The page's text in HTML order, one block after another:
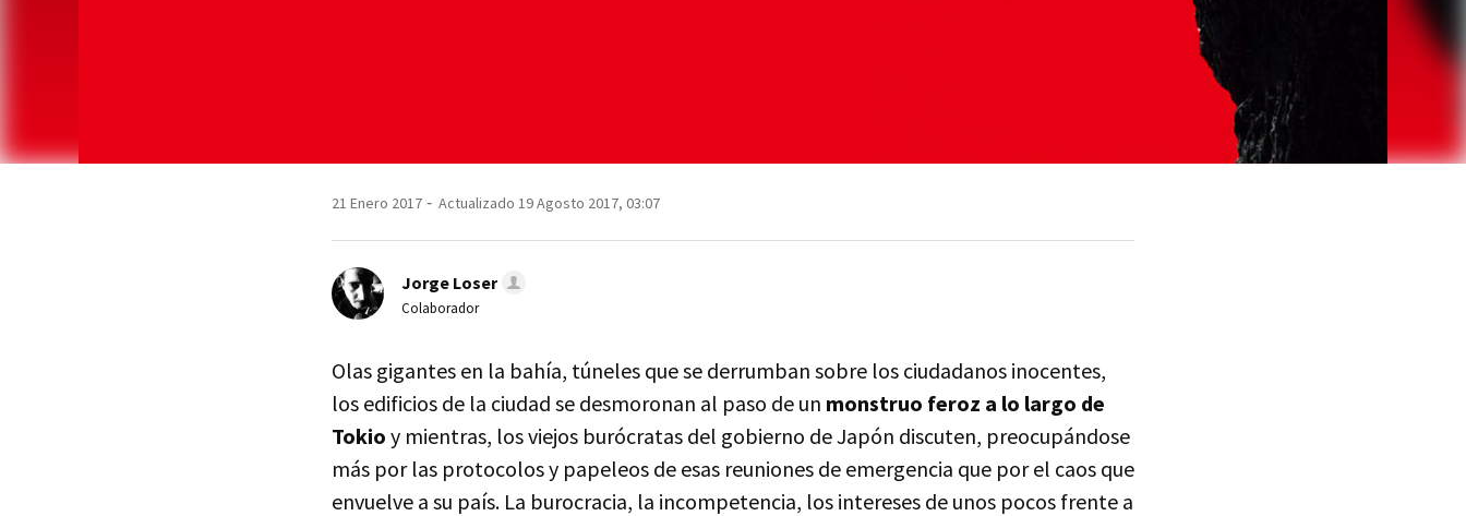
21 Enero 2017 Actualizado 19 Agosto 2017, 03:07
Jorge Loser
Colaborador
Olas gigantes en la bahía, túneles que se derrumban sobre los ciudadanos inocentes,
los edificios de la ciudad se desmoronan al paso de un monstruo feroz a lo largo de
Tokio y mientras, los viejos burócratas del gobierno de Japón discuten, preocupándose
más por las protocolos y papeleos de esas reuniones de emergencia que por el caos que
envuelve a su país. La burocracia, la incompetencia, los intereses de unos pocos frente a